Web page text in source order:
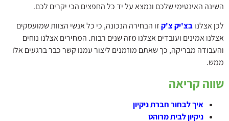
השינה האינטימי שלכם ונמצא על יד כל החפצים הכי יקרים לכם.
לכן אצלנובצ'יק צ'קזו הבחירה הנכונה, כי כל אנשי הצוות שמועסקים
אצלנו אמינים ועובדים אצלנו מזה שנים רבות. המחירים אצלנו נוחים
והעבודה מבריקה, כך שאתם מוזמנים ליצור עמנו קשר כבר ברגעים אלו
ממש.
שווה קריאה
איך לבחור חברת ניקיון
ניקיון לבית מרוהט